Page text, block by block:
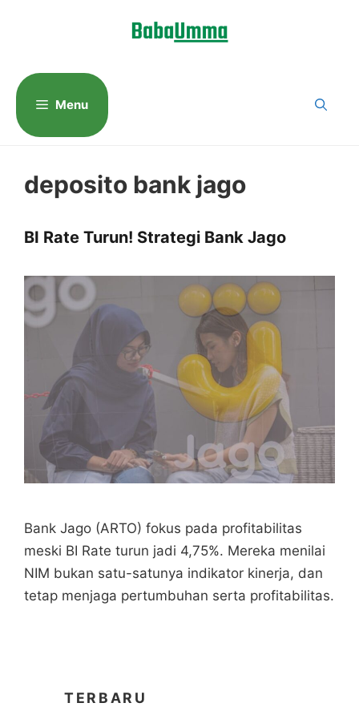
Menu
deposito bank jago
BI Rate Turun! Strategi Bank Jago
Bank Jago (ARTO) fokus pada profitabilitas
meski BI Rate turun jadi 4,75%. Mereka menilai
NIM bukan satu-satunya indikator kinerja, dan
tetap menjaga pertumbuhan serta profitabilitas.
TERBARU